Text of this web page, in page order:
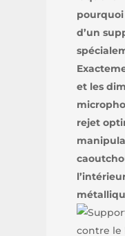
pourquoi
d’un
et les
rejet